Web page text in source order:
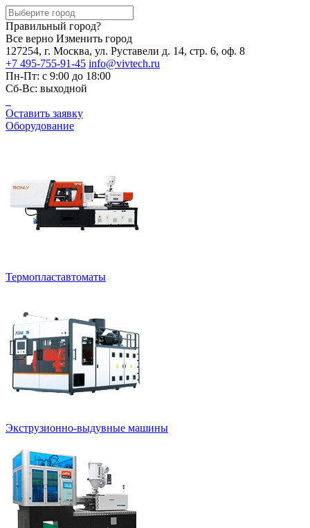
Правильный город?
Все верно Изменить город
127254, г. Москва, ул. Руставели д. 14, стр. 6, оф. 8
+7 495-755-91-45 info@vivtech.ru
Пн-Пт: с 9:00 до 18:00
Сб-Вс: выходной
Оставить заявку
Оборудование
Термопластавтоматы
Экструзионно-выдувные машины